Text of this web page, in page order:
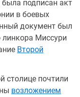
подписан акт
в боевых
документ был
линкора Миссури
Второй
столице почтили
возложением